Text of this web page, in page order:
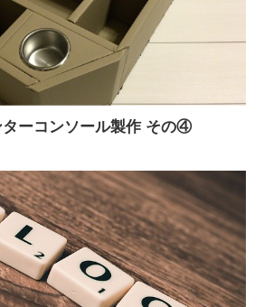
ターコンソール製作 その④